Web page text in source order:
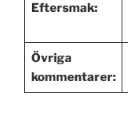
Eftersmak:
Övriga
kommentarer: